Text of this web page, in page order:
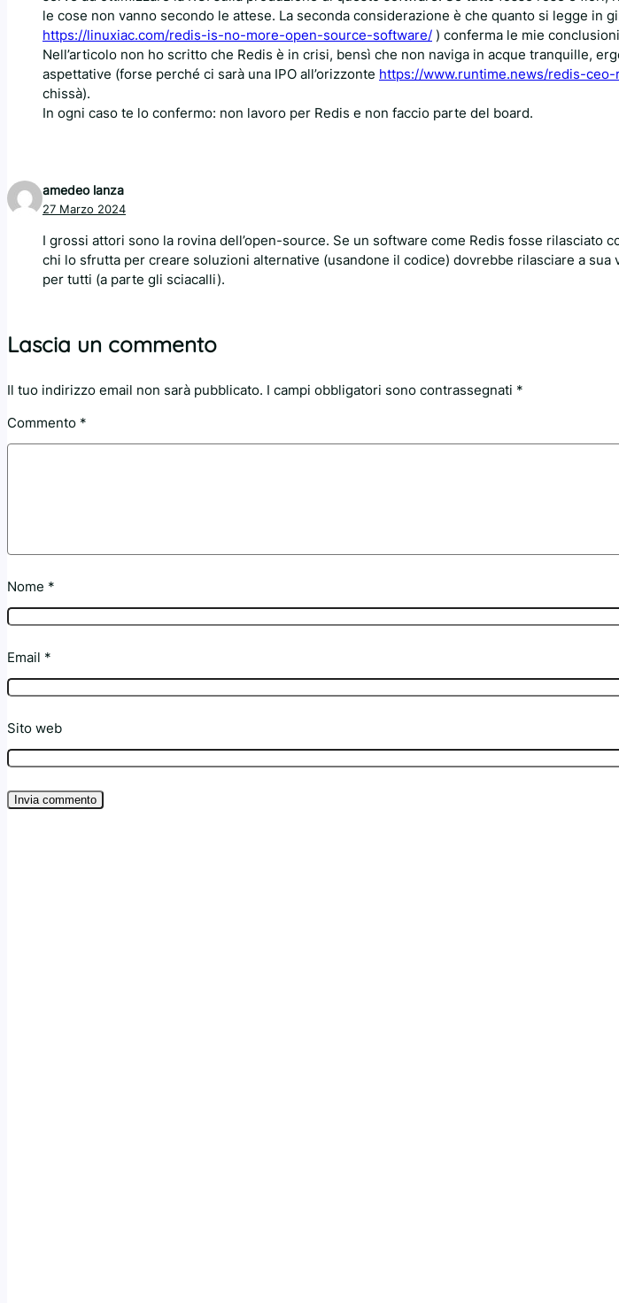
le cose non vanno secondo le attese. La seconda considerazione è che quanto si legge in
https://linuxiac.com/redis-is-no-more-open-source-software/ ) conferma le mie
Nell’articolo non ho scritto che Redis è in crisi, bensì che non naviga in acque tranquille,
aspettative (forse perché ci sarà una IPO all’orizzonte https://www.runtime.news/redis-
chissà).
In ogni caso te lo confermo: non lavoro per Redis e non faccio parte del board.
amedeo lanza
27 Marzo 2024
I grossi attori sono la rovina dell’open-source. Se un software come Redis fosse rilasciato
chi lo sfrutta per creare soluzioni alternative (usandone il codice) dovrebbe rilasciare a
per tutti (a parte gli sciacalli).
Lascia un commento
Il tuo indirizzo email non sarà pubblicato. I campi obbligatori sono contrassegnati *
Commento *
Nome *
Email *
Sito web